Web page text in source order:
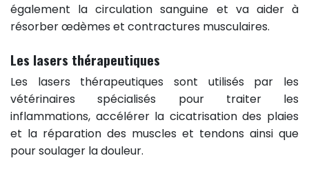
également la circulation sanguine et va aider à
résorber œdèmes et contractures musculaires.
Les lasers thérapeutiques
Les lasers thérapeutiques sont utilisés par les
vétérinaires spécialisés pour traiter les
inflammations, accélérer la cicatrisation des plaies
et la réparation des muscles et tendons ainsi que
pour soulager la douleur.